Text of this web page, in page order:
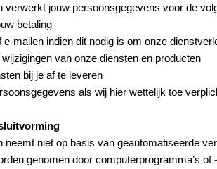
verwerkt jouw persoonsgegevens voor de
betaling
e-mailen indien dit nodig is om onze
van onze diensten en producten
bij je af te leveren
als wij hier wettelijk toe
neemt niet op basis van geautomatiseerde
genomen door computerprogramma’s